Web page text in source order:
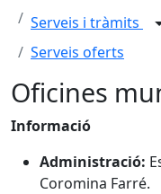
Serveis i tràmits
Serveis oferts
Oficines
Informació
Administració:
Coromina Farré.